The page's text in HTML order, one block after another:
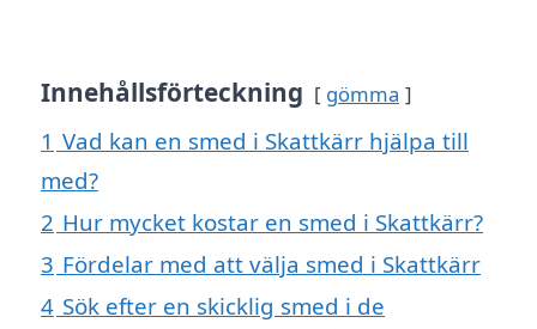
Innehållsförteckning gömma
1 Vad kan en smed i Skattkärr hjälpa till
med?
2 Hur mycket kostar en smed i Skattkärr?
3 Fördelar med att välja smed i Skattkärr
4 Sök efter en skicklig smed i de